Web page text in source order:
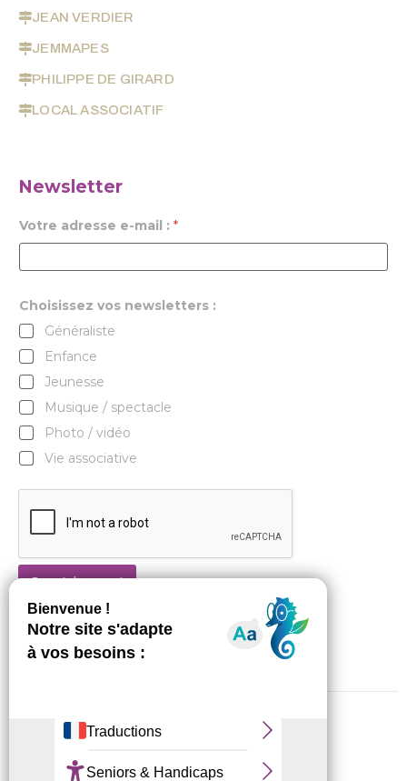
JEAN VERDIER
JEMMAPES
PHILIPPE DE GIRARD
LOCAL ASSOCIATIF
Newsletter
Votre adresse e-mail : *
Choisissez vos newsletters :
Généraliste
Enfance
Jeunesse
Musique / spectacle
Photo / vidéo
Vie associative
Je m'abonne !